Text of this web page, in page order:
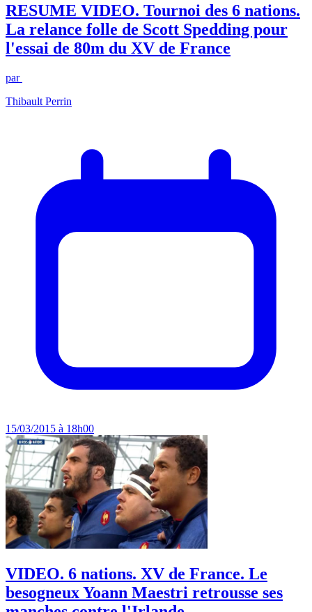
RESUME VIDEO. Tournoi des 6 nations.
La relance folle de Scott Spedding pour
l'essai de 80m du XV de France
par
Thibault Perrin
15/03/2015 à 18h00
VIDEO. 6 nations. XV de France. Le
besogneux Yoann Maestri retrousse ses